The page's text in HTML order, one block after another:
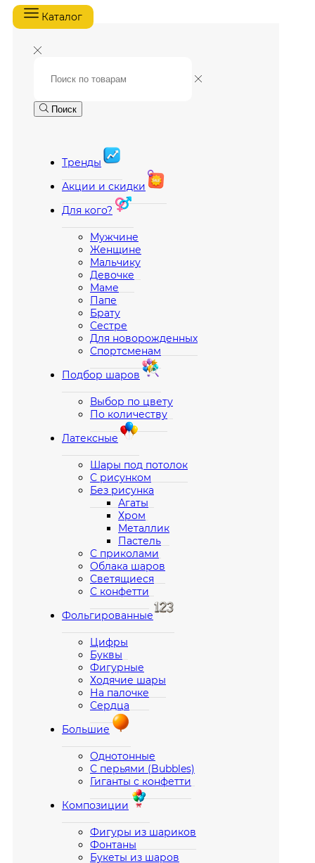
Каталог
Поиск
Тренды
Акции и скидки
Для кого?
Мужчине
Женщине
Мальчику
Девочке
Маме
Папе
Брату
Сестре
Для новорожденных
Спортсменам
Подбор шаров
Выбор по цвету
По количеству
Латексные
Шары под потолок
С рисунком
Без рисунка
Агаты
Хром
Металлик
Пастель
С приколами
Облака шаров
Светящиеся
С конфетти
Фольгированные
Цифры
Буквы
Фигурные
Ходячие шары
На палочке
Сердца
Большие
Однотонные
С перьями (Bubbles)
Гиганты с конфетти
Композиции
Фигуры из шариков
Фонтаны
Букеты из шаров